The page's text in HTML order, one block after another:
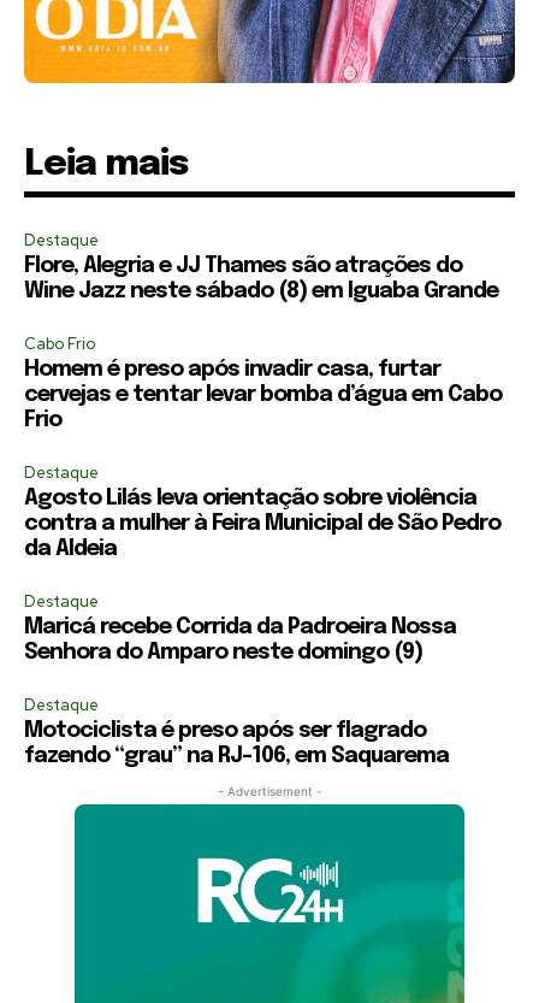
Leia mais
Destaque
Flore, Alegria e JJ Thames são atrações do
Wine Jazz neste sábado (8) em Iguaba Grande
Cabo Frio
Homem é preso após invadir casa, furtar
cervejas e tentar levar bomba d’água em Cabo
Frio
Destaque
Agosto Lilás leva orientação sobre violência
contra a mulher à Feira Municipal de São Pedro
da Aldeia
Destaque
Maricá recebe Corrida da Padroeira Nossa
Senhora do Amparo neste domingo (9)
Destaque
Motociclista é preso após ser flagrado
fazendo “grau” na RJ-106, em Saquarema
- Advertisement -